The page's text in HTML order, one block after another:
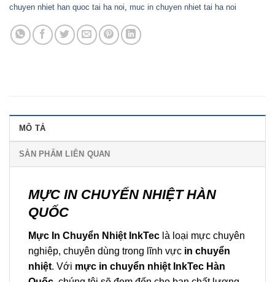
chuyen nhiet han quoc tai ha noi muc in chuyen nhiet tai ha noi
MÔ TẢ
SẢN PHẨM LIÊN QUAN
MỰC IN CHUYỂN NHIỆT HÀN
QUỐC
Mực In Chuyển Nhiệt InkTec là loại mực chuyên
nghiệp, chuyên dùng trong lĩnh vực in chuyển
nhiệt. Với mực in chuyển nhiệt InkTec Hàn